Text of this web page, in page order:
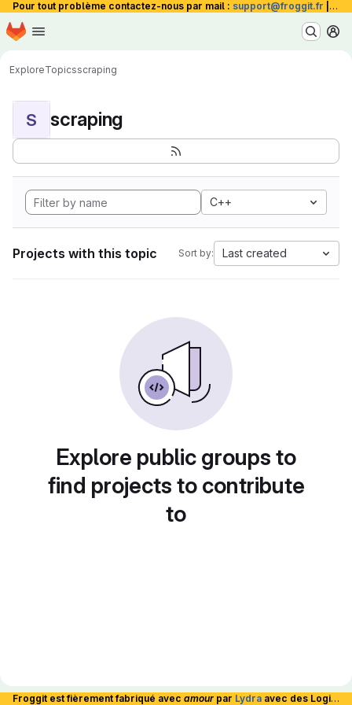
Pour tout problème contactez-nous par mail : support@froggit.fr La
Skip to main content
Homepage
ExploreTopicsscraping
S scraping
C++
Projects with this topic Sort by: Last created
Explore public groups to
find projects to contribute
to
Froggit est fièrement fabriqué avec amour par Lydra avec des Logiciels Libres et hébergé en